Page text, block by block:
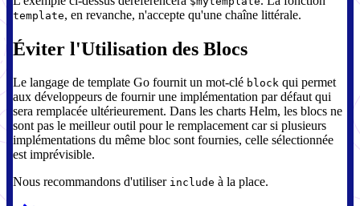
template, en revanche, n'accepte qu'une chaîne littérale.
Éviter l'Utilisation des Blocs
Le langage de template Go fournit un mot-clé block qui permet
aux développeurs de fournir une implémentation par défaut qui
sera remplacée ultérieurement. Dans les charts Helm, les blocs ne
sont pas le meilleur outil pour le remplacement car si plusieurs
implémentations du même bloc sont fournies, celle sélectionnée
est imprévisible.
Nous recommandons d'utiliser include à la place.